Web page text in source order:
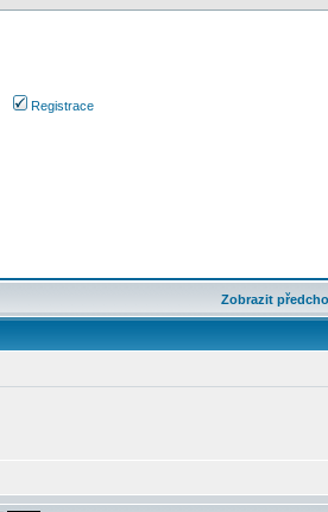
Registrace
Zobrazit